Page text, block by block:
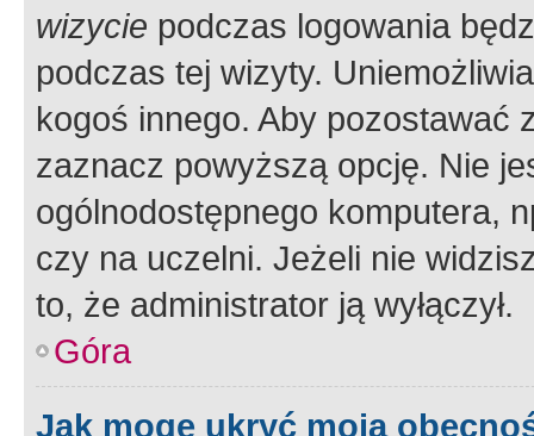
wizycie podczas logowania
podczas tej wizyty.
kogoś innego. Aby pozostawać
zaznacz powyższą opcję. Nie
ogólnodostępnego komputera,
czy na uczelni. Jeżeli nie
to, że administrator ją wyłączył.
Góra
Jak mogę ukryć moją